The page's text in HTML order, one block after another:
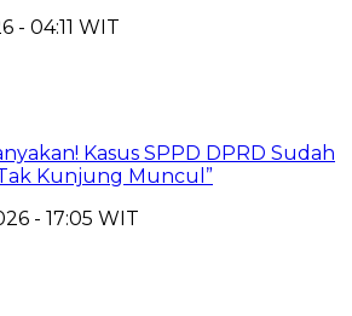
- 04:11 WIT
Kasus SPPD DPRD Sudah
Kunjung Muncul”
- 17:05 WIT